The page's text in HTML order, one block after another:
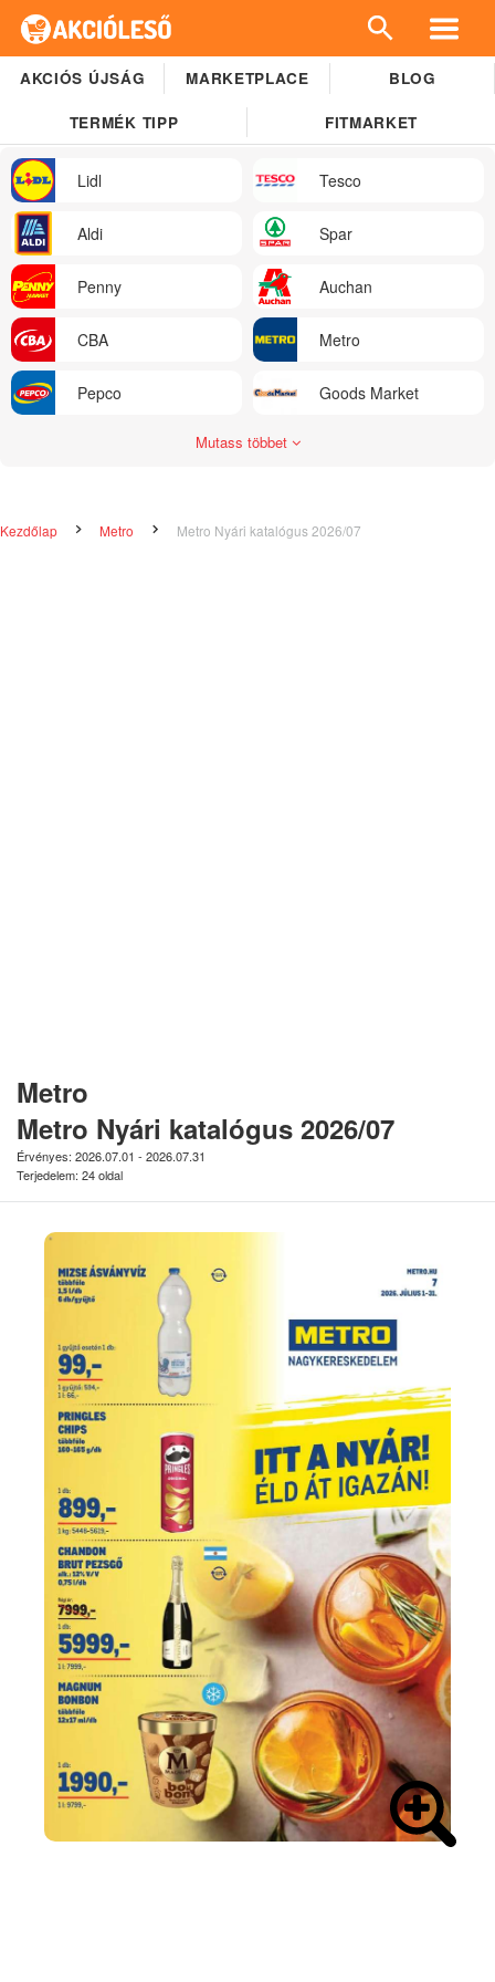
AKCIÓS ÚJSÁG MARKETPLACE BLOG
TERMÉK TIPP FITMARKET
Lidl Tesco
Aldi Spar
Penny Auchan
CBA Metro
Pepco Goods Market
Mutass többet
Kezdőlap Metro Metro Nyári katalógus 2026/07
Metro
Metro Nyári katalógus 2026/07
Érvényes: 2026.07.01 - 2026.07.31
Terjedelem: 24 oldal